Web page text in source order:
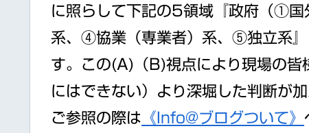
に照らして下記の5領域『政府（①
系、④協業（専業者）系、⑤独立系』
す。この(A)（B)視点により現場の皆
にはできない）より深堀した判断が
ご参照の際は 《Info@ブログついて》